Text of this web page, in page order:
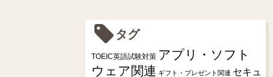
タグ
TOEIC英語試験対策 アプリ・ソフト
ウェア関連 ギフト・プレゼント関連 セキュ